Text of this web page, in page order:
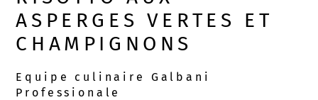
ASPERGES VERTES ET
CHAMPIGNONS
Equipe culinaire Galbani
Professionale